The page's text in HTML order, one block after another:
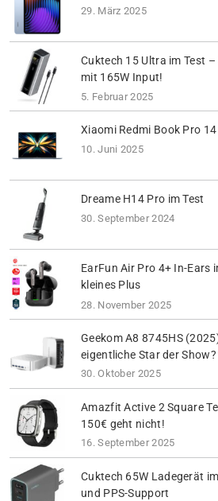
29. März 2025
Cuktech 15 Ultra im Test
mit 165W Input!
5. Februar 2025
Xiaomi Redmi Book Pro
10. Juni 2025
Dreame H14 Pro im Test
30. September 2024
EarFun Air Pro 4+ In-Ears
kleines Plus
28. November 2025
Geekom A8 8745HS
eigentliche Star der Show?
30. Oktober 2025
Amazfit Active 2 Square
150€ geht nicht!
16. September 2025
Cuktech 65W Ladegerät
und PPS-Support